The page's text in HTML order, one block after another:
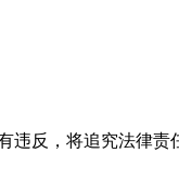
违反，将追究法律责